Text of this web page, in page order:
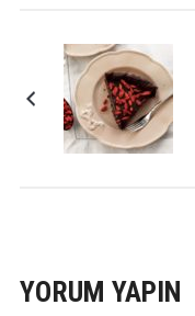
YORUM YAPIN